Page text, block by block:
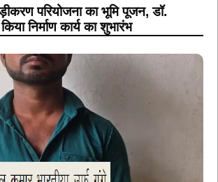
परियोजना का भूमि पूजन, डॉ.
निर्माण कार्य का शुभारंभ